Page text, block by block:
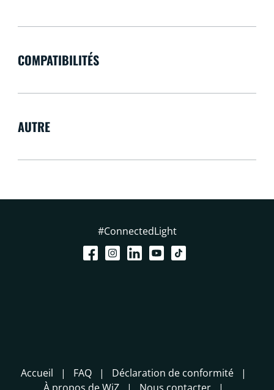
COMPATIBILITÉS
AUTRE
#ConnectedLight
Accueil FAQ
Déclaration de conformité